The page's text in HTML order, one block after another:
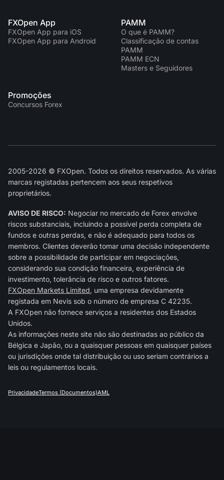
FXOpen App
FXOpen App para iOS
FXOpen App para Android
PAMM
O que é PAMM?
Classificação de contas
PAMM
PAMM ECN
Masters e Seguidores
Promoções
Concursos Forex
2005-2026 © FXOpen. Todos os direitos reservados. As várias
marcas registadas pertencem aos seus respetivos
proprietários.
AVISO DE RISCO: Negociar no mercado de Forex envolve
riscos substanciais, incluindo a possível perda completa de
fundos e outras perdas, e não é adequado para todos os
membros. Clientes deverão tomar uma decisão independente
sobre a possibilidade de participar em negociações,
considerando sua condição financeira, experiência de
investimento, tolerância de risco e outros fatores.
FXOpen Markets Limited, uma empresa devidamente
registada em Nevis sob o número de empresa C 42235.
A FXOpen não fornece serviços a residentes dos Estados
Unidos.
As informações neste site não são destinadas ao público da
Bélgica e Japão, ou a quaisquer pessoas em quaisquer países
ou jurisdições onde tal distribuição ou uso seriam contrários a
leis ou regulamentos locais.
PrivacidadeTermos (Documentos)AML